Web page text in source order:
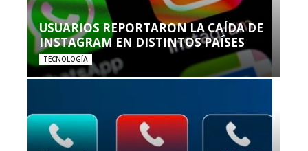
USUARIOS REPORTARON LA CAÍDA DE
INSTAGRAM EN DISTINTOS PAÍSES
TECNOLOGÍA